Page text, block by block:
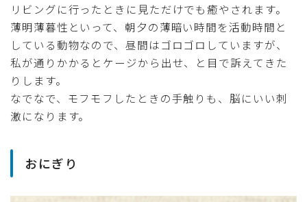
リビングに行ったときに見ただけでも癒やされます。
薄明薄暮性といって、朝夕の薄暗い時間を活動時間と
している動物なので、昼間はゴロゴロしていますが、
私が通りかかるとケージから出せ、と目で訴えてきた
りします。
なでなで、モフモフしたときの手触りも、脳にいい刺
激になります。
おにぎり